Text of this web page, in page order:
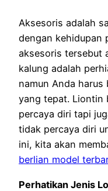
Aksesoris adalah
dengan kehidupan
aksesoris tersebut
kalung adalah
namun Anda
yang tepat. Liontin
percaya diri tapi
tidak percaya diri
ini, kita akan
berlian model
Perhatikan Jenis